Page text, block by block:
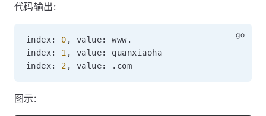
代码输出:
index: 0 , value: www.
index: 1 , value:
quanxiaoha
index: 2 , value: .
图示: